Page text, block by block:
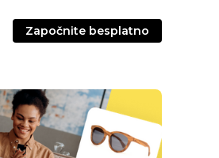
Započnite besplatno